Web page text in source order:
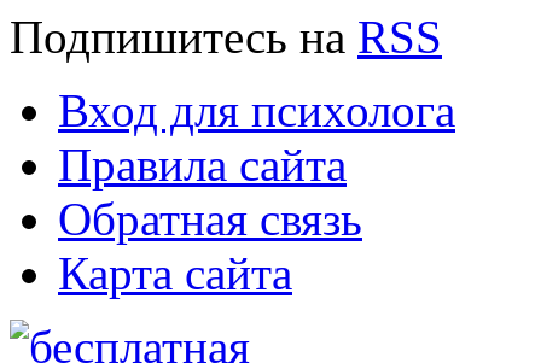
Подпишитесь на RSS
Вход для психолога
Правила сайта
Обратная связь
Карта сайта